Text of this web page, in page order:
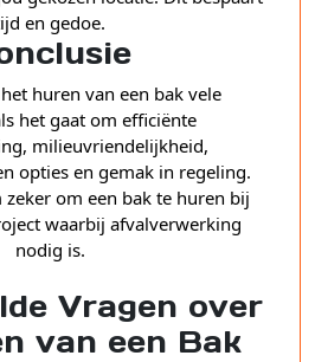
en gedoe.
huren van een bak vele
het gaat om efficiënte
milieuvriendelijkheid,
opties en gemak in regeling.
om een bak te huren bij
waarbij afvalverwerking
nodig is.
Vragen over
van een Bak